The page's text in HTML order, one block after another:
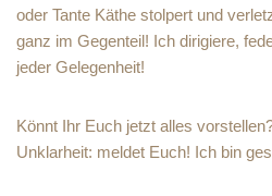
oder Tante Käthe stolpert und
ganz im Gegenteil! Ich dirigiere,
jeder Gelegenheit!
Könnt Ihr Euch jetzt alles
Unklarheit: meldet Euch! Ich bin